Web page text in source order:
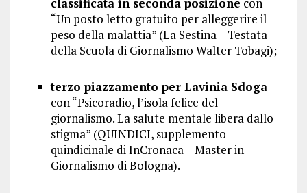
“Un posto letto gratuito per alleggerire il
peso della malattia” (La Sestina – Testata
della Scuola di Giornalismo Walter Tobagi);
terzo piazzamento per Lavinia Sdoga
con “Psicoradio, l’isola felice del
giornalismo. La salute mentale libera dallo
stigma” (QUINDICI, supplemento
quindicinale di InCronaca – Master in
Giornalismo di Bologna).